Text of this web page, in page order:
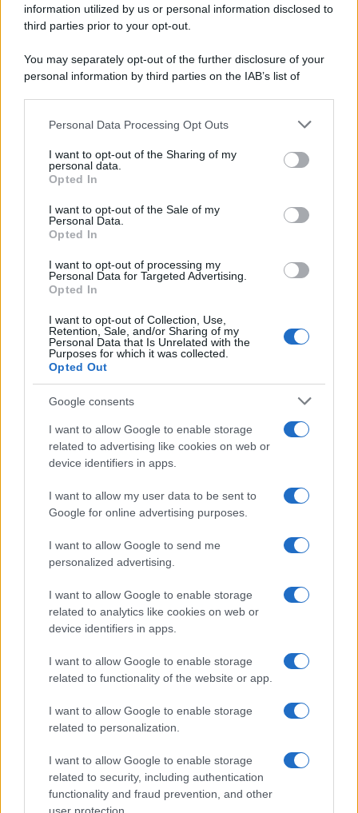
information utilized by us or personal information disclosed to
third parties prior to your opt-out.
You may separately opt-out of the further disclosure of your
personal information by third parties on the IAB’s list of
This information may also be disclosed by us to third parties
disclose it to other third parties.
Please note that this website/app uses one or more Google
services and may gather and store information including but
not limited to your visit or usage behaviour. You may click to
grant or deny consent to Google and its third-party tags to
consent section.
Personal Data Processing Opt Outs
I want to opt-out of the Sharing of my
personal data.
Opted In
I want to opt-out of the Sale of my
Personal Data.
Opted In
I want to opt-out of processing my
Personal Data for Targeted Advertising.
Opted In
I want to opt-out of Collection, Use,
Retention, Sale, and/or Sharing of my
Personal Data that Is Unrelated with the
Purposes for which it was collected.
Opted Out
Google consents
I want to allow Google to enable storage
related to advertising like cookies on web or
device identifiers in apps.
I want to allow my user data to be sent to
Google for online advertising purposes.
I want to allow Google to send me
personalized advertising.
I want to allow Google to enable storage
related to analytics like cookies on web or
device identifiers in apps.
I want to allow Google to enable storage
related to functionality of the website or app.
I want to allow Google to enable storage
related to personalization.
I want to allow Google to enable storage
related to security, including authentication
functionality and fraud prevention, and other